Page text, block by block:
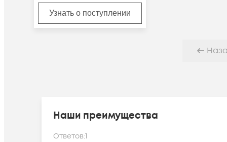
Узнать о поступлении
Наши преимущества
Ответов:1